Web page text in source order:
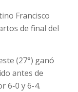
Francisco
de final del
(27°) ganó
antes de
6-0 y 6-4.